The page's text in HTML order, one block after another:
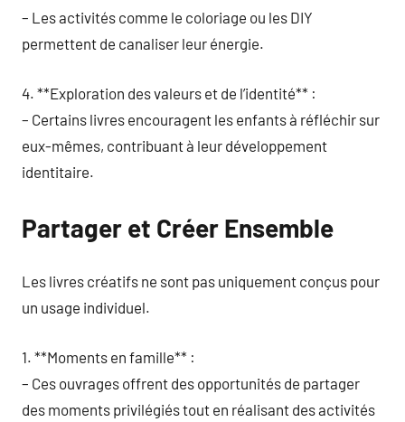
– Les activités comme le coloriage ou les DIY
permettent de canaliser leur énergie.
4. **Exploration des valeurs et de l’identité** :
– Certains livres encouragent les enfants à réfléchir sur
eux-mêmes, contribuant à leur développement
identitaire.
Partager et Créer Ensemble
Les livres créatifs ne sont pas uniquement conçus pour
un usage individuel.
1. **Moments en famille** :
– Ces ouvrages offrent des opportunités de partager
des moments privilégiés tout en réalisant des activités